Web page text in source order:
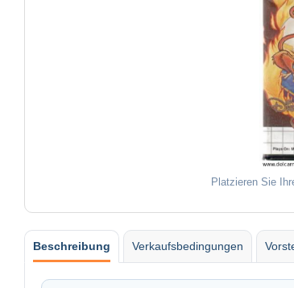
Platzieren Sie
Beschreibung Verkaufsbedingungen